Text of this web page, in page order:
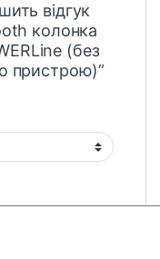
відгук
колонка
(без
пристрою)”